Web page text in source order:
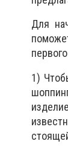
Для
1)